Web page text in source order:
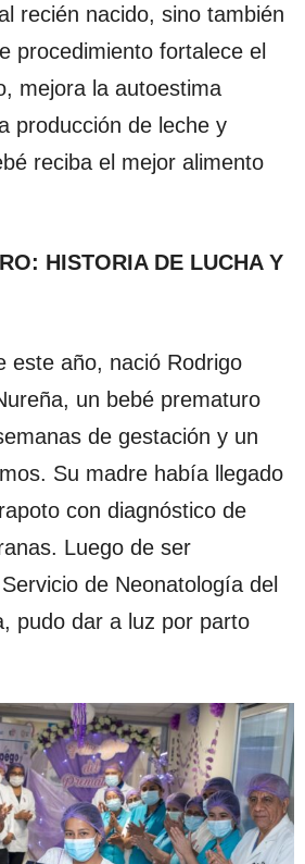
recién nacido, sino también
procedimiento fortalece el
mejora la autoestima
producción de leche y
reciba el mejor alimento
HISTORIA DE LUCHA Y
este año, nació Rodrigo
un bebé prematuro
de gestación y un
Su madre había llegado
con diagnóstico de
Luego de ser
de Neonatología del
pudo dar a luz por parto